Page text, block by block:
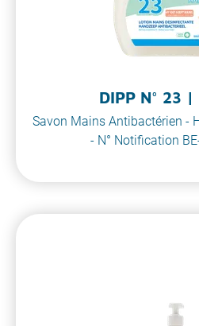
DIPP N° 23
Savon Mains Antibactérien -
- N° Notification